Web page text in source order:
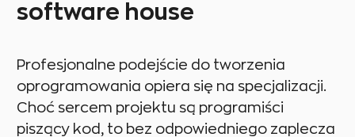
software house
Profesjonalne podejście do tworzenia
oprogramowania opiera się na specjalizacji.
Choć sercem projektu są programiści
piszący kod, to bez odpowiedniego zaplecza